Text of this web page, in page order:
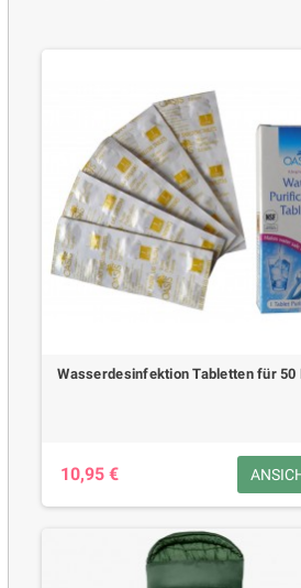
Wasserdesinfektion Tabletten für 50
10,95 €